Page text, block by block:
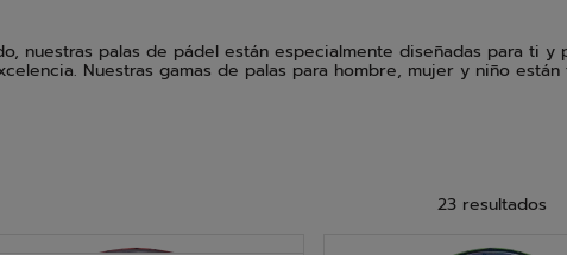
nuestras palas de pádel están especialmente diseñadas para ti y
Nuestras gamas de palas para hombre, mujer y niño
23 resultados